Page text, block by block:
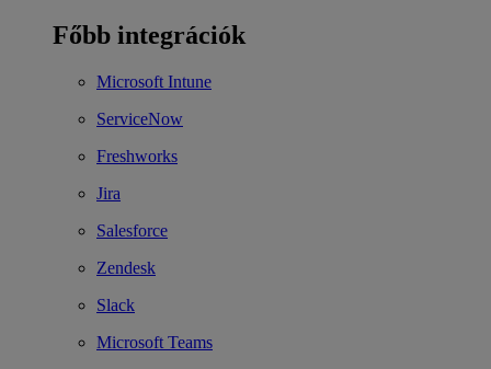
Főbb integrációk
Microsoft Intune
ServiceNow
Freshworks
Jira
Salesforce
Zendesk
Slack
Microsoft Teams